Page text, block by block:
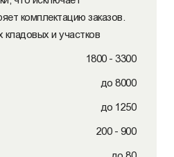
комплектацию заказов.
и участков
1800 - 3300
до 8000
до 1250
200 - 900